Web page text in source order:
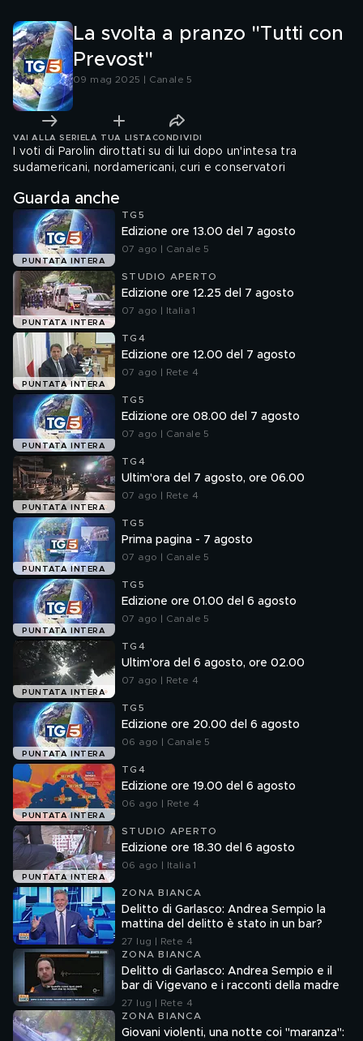
La svolta a pranzo "Tutti con
Prevost"
09 mag 2025 | Canale 5
VAI ALLA SERIE LA TUA LISTA CONDIVIDI
I voti di Parolin dirottati su di lui dopo un'intesa tra
sudamericani, nordamericani, curi e conservatori
Guarda anche
PUNTATA INTERA
TG5
Edizione ore 13.00 del 7 agosto
07 ago | Canale 5
PUNTATA INTERA
STUDIO APERTO
Edizione ore 12.25 del 7 agosto
07 ago | Italia 1
PUNTATA INTERA
TG4
Edizione ore 12.00 del 7 agosto
07 ago | Rete 4
PUNTATA INTERA
TG5
Edizione ore 08.00 del 7 agosto
07 ago | Canale 5
PUNTATA INTERA
TG4
Ultim'ora del 7 agosto, ore 06.00
07 ago | Rete 4
PUNTATA INTERA
TG5
Prima pagina - 7 agosto
07 ago | Canale 5
PUNTATA INTERA
TG5
Edizione ore 01.00 del 6 agosto
07 ago | Canale 5
PUNTATA INTERA
TG4
Ultim'ora del 6 agosto, ore 02.00
07 ago | Rete 4
PUNTATA INTERA
TG5
Edizione ore 20.00 del 6 agosto
06 ago | Canale 5
PUNTATA INTERA
TG4
Edizione ore 19.00 del 6 agosto
06 ago | Rete 4
PUNTATA INTERA
STUDIO APERTO
Edizione ore 18.30 del 6 agosto
06 ago | Italia 1
ZONA BIANCA
Delitto di Garlasco: Andrea Sempio la
mattina del delitto è stato in un bar?
27 lug | Rete 4
ZONA BIANCA
Delitto di Garlasco: Andrea Sempio e il
bar di Vigevano e i racconti della madre
27 lug | Rete 4
ZONA BIANCA
Giovani violenti, una notte coi "maranza":